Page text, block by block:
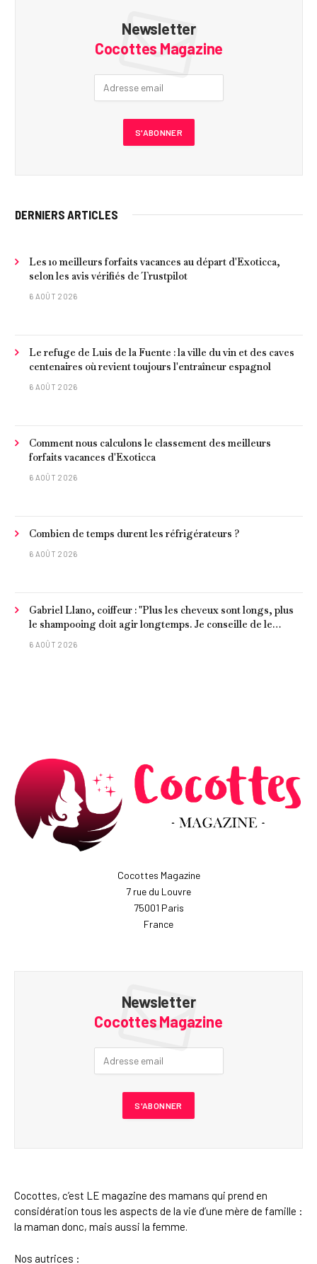
Newsletter
Cocottes Magazine
DERNIERS ARTICLES
Les 10 meilleurs forfaits vacances au départ d'Exoticca,
selon les avis vérifiés de Trustpilot
6 AOÛT 2026
Le refuge de Luis de la Fuente : la ville du vin et des caves
centenaires où revient toujours l'entraîneur espagnol
6 AOÛT 2026
Comment nous calculons le classement des meilleurs
forfaits vacances d'Exoticca
6 AOÛT 2026
Combien de temps durent les réfrigérateurs ?
6 AOÛT 2026
Gabriel Llano, coiffeur : "Plus les cheveux sont longs, plus
le shampooing doit agir longtemps. Je conseille de le
laisser entre 1 et 3 minutes."
6 AOÛT 2026
Cocottes Magazine
7 rue du Louvre
75001 Paris
France
Newsletter
Cocottes Magazine
Cocottes, c’est LE magazine des mamans qui prend en
considération tous les aspects de la vie d’une mère de famille :
la maman donc, mais aussi la femme.
Nos autrices :